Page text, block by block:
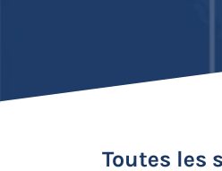
Toutes les